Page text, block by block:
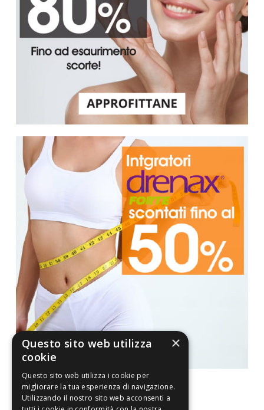
×
Questo sito web utilizza
cookie
Questo sito web utilizza i cookie per
migliorare la tua esperienza di navigazione.
Utilizzando il nostro sito web acconsenti a